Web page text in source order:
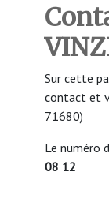
Sur cette
contact et
71680)
Le numéro
08 12